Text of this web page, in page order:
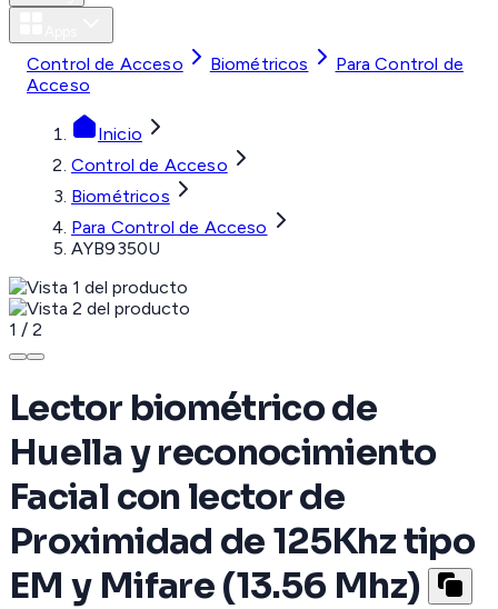
Control de Acceso Biométricos
Para Control de
Acceso
Inicio
Control de Acceso
Biométricos
Para Control de Acceso
AYB9350U
1 / 2
Lector biométrico de
Huella y reconocimiento
Facial con lector de
Proximidad de 125Khz tipo
EM y Mifare (13.56 Mhz)